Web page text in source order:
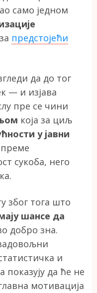
само једном
предстојећи
да до тог
— и изјава
пре се чини
која за циљ
у јавни
сукоба, него
због тога што
шансе да
добро зна.
и
да ће не
мотивација